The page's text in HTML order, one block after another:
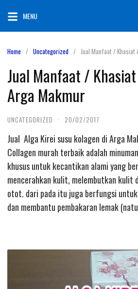
content
MENU
Home Uncategorized Jual Manfaat / Khasiat
Jual Manfaat /
Arga Makmur
UNCATEGORIZED · 20/02/2017
Jual Alga Kirei susu kolagen di Arga
Collagen murah terbaik adalah
khusus untuk kecantikan alami yang
mencerahkan kulit, melembutkan kulit
otot. dari pada itu juga berfungsi
dan membantu pembakaran lemak